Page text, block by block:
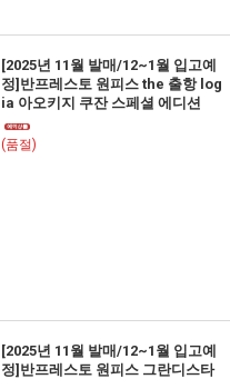
[2025년 11월 발매/12~1월 입고예
정]반프레스토 원피스 the 출항 log
ia 아오키지 쿠잔 스페셜 에디션
(품절)
[2025년 11월 발매/12~1월 입고예
정]반프레스토 원피스 그란디스타